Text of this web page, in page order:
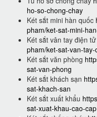
ho-so-chong-chay
Két sắt mini hàn quốc
pham/ket-sat-mini-
Két sắt vân tay điện tử
pham/ket-sat-van-tay-
Két sắt văn phòng
sat-van-phong
Két sắt khách sạn
sat-khach-san
Két sắt xuất khẩu
sat-xuat-khau-cao-cap